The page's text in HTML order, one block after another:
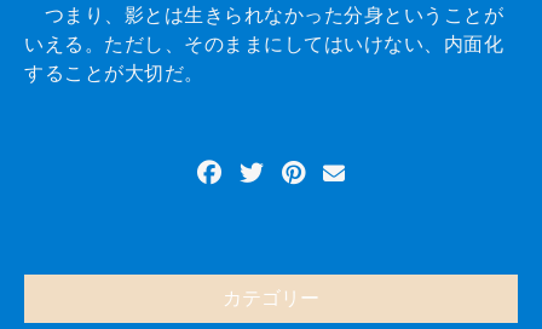
つまり、影とは生きられなかった分身ということが
いえる。ただし、そのままにしてはいけない、内面化
することが大切だ。
カテゴリー